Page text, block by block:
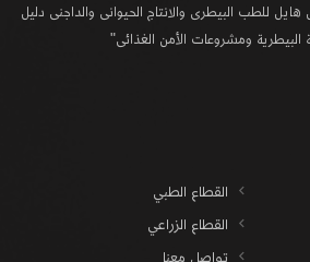
هايل للطب البيطرى والانتاج الحيوانى والداجنى دليل
ومشروعات الأمن الغذائى"
القطاع الطبي
القطاع الزراعي
تواصل معنا